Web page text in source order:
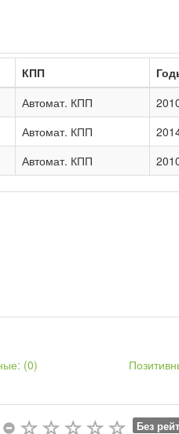
КПП
Автомат. КПП
Автомат. КПП
Автомат. КПП
(0)
Без